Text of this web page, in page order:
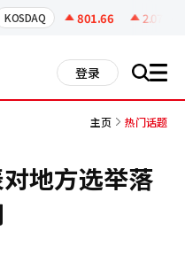
KOSDAQ 801.66 2.07
登录 搜 all
主页 热门话题
地方选举落